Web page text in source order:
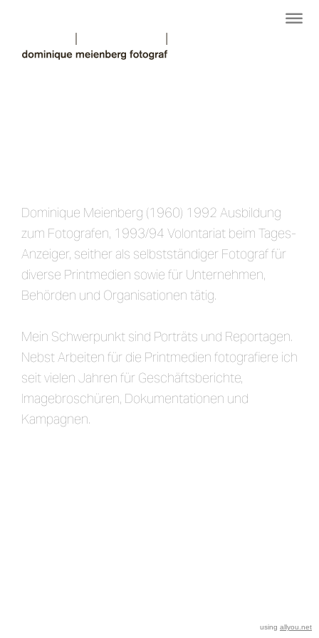
Dominique Meienberg (1960) 1992 Ausbildung
zum Fotografen, 1993/94 Volontariat beim Tages-
Anzeiger, seither als selbstständiger Fotograf für
diverse Printmedien sowie für Unternehmen,
Behörden und Organisationen tätig.
Mein Schwerpunkt sind Porträts und Reportagen.
Nebst Arbeiten für die Printmedien fotografiere ich
seit vielen Jahren für Geschäftsberichte,
Imagebroschüren, Dokumentationen und
Kampagnen.
using allyou.net